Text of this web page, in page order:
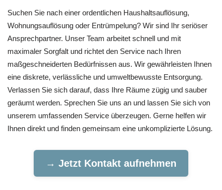
Suchen Sie nach einer ordentlichen Haushaltsauflösung,
Wohnungsauflösung oder Entrümpelung? Wir sind Ihr seriöser
Ansprechpartner. Unser Team arbeitet schnell und mit
maximaler Sorgfalt und richtet den Service nach Ihren
maßgeschneiderten Bedürfnissen aus. Wir gewährleisten Ihnen
eine diskrete, verlässliche und umweltbewusste Entsorgung.
Verlassen Sie sich darauf, dass Ihre Räume zügig und sauber
geräumt werden. Sprechen Sie uns an und lassen Sie sich von
unserem umfassenden Service überzeugen. Gerne helfen wir
Ihnen direkt und finden gemeinsam eine unkomplizierte Lösung.
→ Jetzt Kontakt aufnehmen